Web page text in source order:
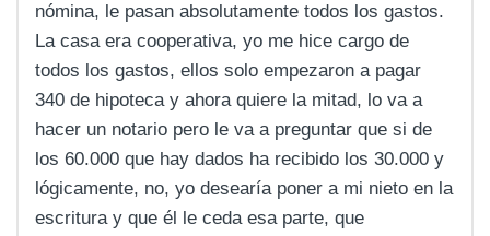
nómina, le pasan absolutamente todos los gastos.
La casa era cooperativa, yo me hice cargo de
todos los gastos, ellos solo empezaron a pagar
340 de hipoteca y ahora quiere la mitad, lo va a
hacer un notario pero le va a preguntar que si de
los 60.000 que hay dados ha recibido los 30.000 y
lógicamente, no, yo desearía poner a mi nieto en la
escritura y que él le ceda esa parte, que